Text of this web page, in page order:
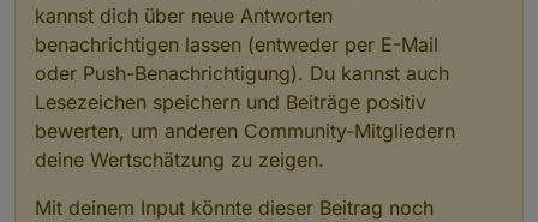
kannst dich über neue Antworten
benachrichtigen lassen (entweder per E-Mail
oder Push-Benachrichtigung). Du kannst auch
Lesezeichen speichern und Beiträge positiv
bewerten, um anderen Community-Mitgliedern
deine Wertschätzung zu zeigen.
Mit deinem Input könnte dieser Beitrag noch